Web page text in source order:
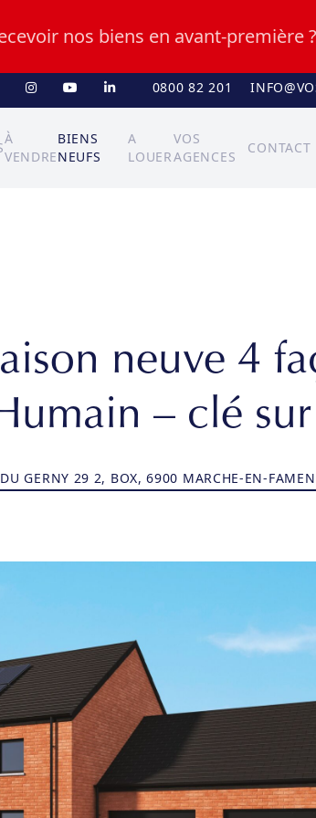
nos biens en avant-première ?
0800 82 201
À
VENDRE
BIENS
NEUFS
A
LOUER
VOS
AGENCES
CONTACT
neuve 4
– clé
GERNY 29 2, BOX, 6900 MARCHE-EN-